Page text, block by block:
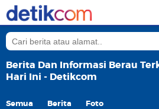
Berita Dan Informasi Berau
Hari Ini - Detikcom
Semua Berita Foto